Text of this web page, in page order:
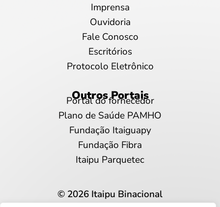
Imprensa
Ouvidoria
Fale Conosco
Escritórios
Protocolo Eletrônico
Outros Portais
Portal do fornecedor
Plano de Saúde PAMHO
Fundação Itaiguapy
Fundação Fibra
Itaipu Parquetec
© 2026 Itaipu Binacional